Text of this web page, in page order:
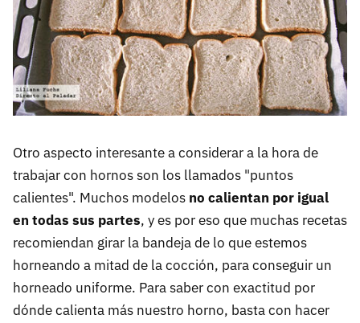
Otro aspecto interesante a considerar a la hora de
trabajar con hornos son los llamados "puntos
calientes". Muchos modelos no calientan por igual
en todas sus partes, y es por eso que muchas recetas
recomiendan girar la bandeja de lo que estemos
horneando a mitad de la cocción, para conseguir un
horneado uniforme. Para saber con exactitud por
dónde calienta más nuestro horno, basta con hacer